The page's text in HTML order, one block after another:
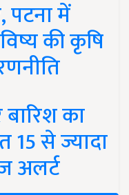
पटना में
की कृषि
का
15 से ज्यादा
अलर्ट